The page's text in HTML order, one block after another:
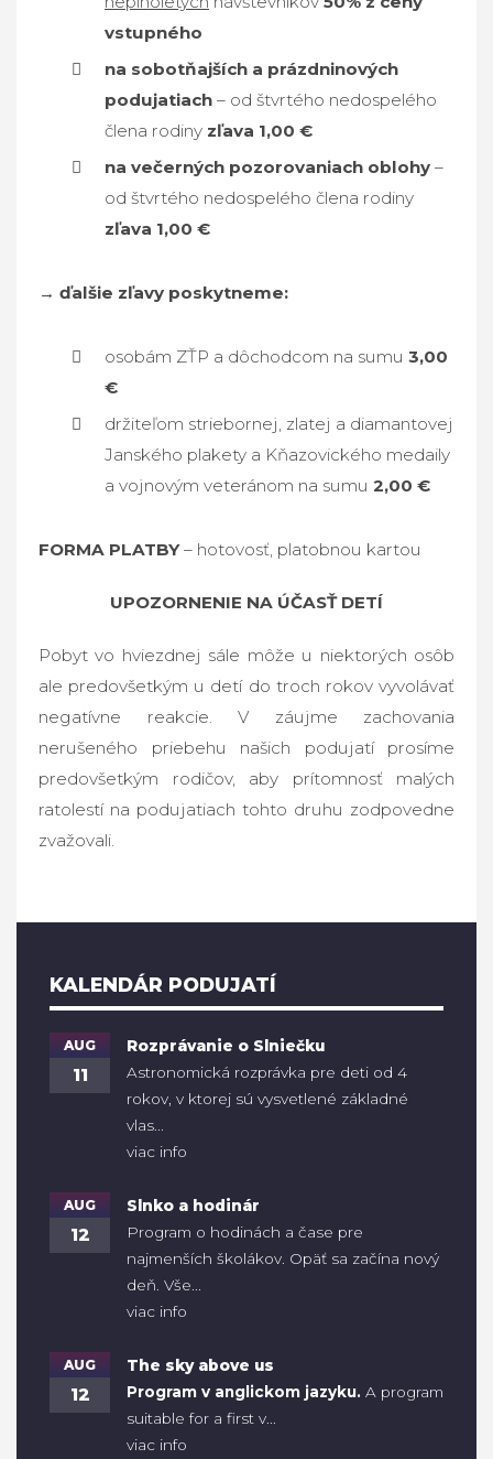
vstupného
na sobotňajších a prázdninových
podujatiach – od štvrtého nedospelého
člena rodiny zľava 1,00 €
na večerných pozorovaniach oblohy –
od štvrtého nedospelého člena rodiny
zľava 1,00 €
→ ďalšie zľavy poskytneme:
osobám ZŤP a dôchodcom na sumu 3,00
€
držiteľom striebornej, zlatej a diamantovej
Janského plakety a Kňazovického medaily
a vojnovým veteránom na sumu 2,00 €
FORMA PLATBY– hotovosť, platobnou kartou
UPOZORNENIE NA ÚČASŤ DETÍ
Pobyt vo hviezdnej sále môže u niektorých osôb
ale predovšetkým u detí do troch rokov vyvolávať
negatívne reakcie. V záujme zachovania
nerušeného priebehu našich podujatí prosíme
predovšetkým rodičov, aby prítomnosť malých
ratolestí na podujatiach tohto druhu zodpovedne
zvažovali.
KALENDÁR PODUJATÍ
AUG
11
Rozprávanie o Slniečku
Astronomická rozprávka pre deti od 4
rokov, v ktorej sú vysvetlené základné
vlas...
viac info
AUG
12
Slnko a hodinár
Program o hodinách a čase pre
najmenších školákov. Opäť sa začína nový
deň. Vše...
viac info
AUG
12
The sky above us
Program v anglickom jazyku. A program
suitable for a first v...
viac info